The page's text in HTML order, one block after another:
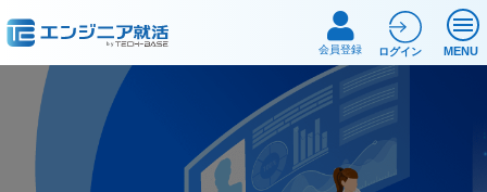
MENU
会員登録 ログイン